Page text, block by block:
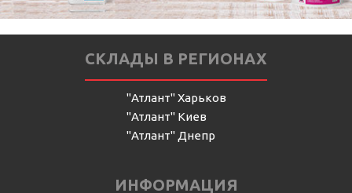
СКЛАДЫ В РЕГИОНАХ
"Атлант" Харьков
"Атлант" Киев
"Атлант" Днепр
ИНФОРМАЦИЯ